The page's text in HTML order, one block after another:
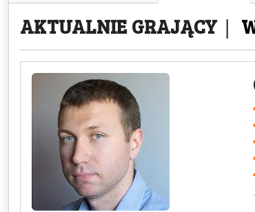
AKTUALNIE GRAJĄCY |